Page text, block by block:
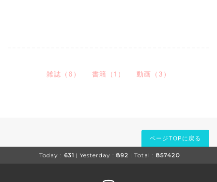
雑誌（6） 書籍（1） 動画（3）
ページTOPに戻る
Today : 631 | Yesterday : 892 | Total : 857420